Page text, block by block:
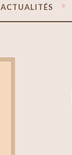
ACTUALITÉS